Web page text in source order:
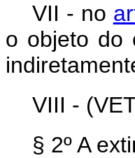
VII - no
o objeto do
VIII -
§ 2º A